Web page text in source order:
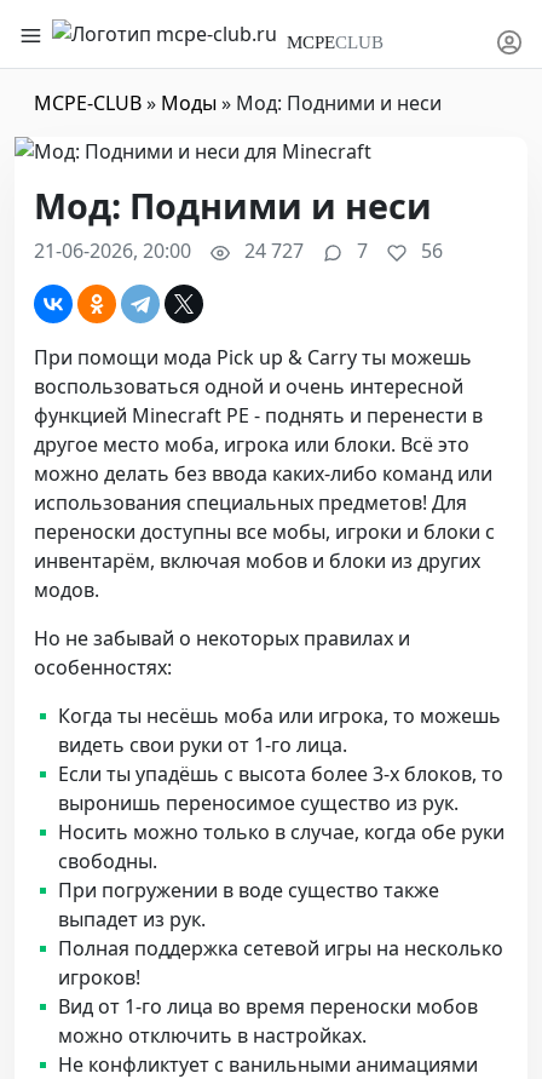
MCPECLUB
MCPE-CLUB» Моды» Мод: Подними и неси
Мод: Подними и неси
21-06-2026, 20:00 24 727 7 56
При помощи мода Pick up & Carry ты можешь
воспользоваться одной и очень интересной
функцией Minecraft PE - поднять и перенести в
другое место моба, игрока или блоки. Всё это
можно делать без ввода каких-либо команд или
использования специальных предметов! Для
переноски доступны все мобы, игроки и блоки с
инвентарём, включая мобов и блоки из других
модов.
Но не забывай о некоторых правилах и
особенностях:
Когда ты несёшь моба или игрока, то можешь
видеть свои руки от 1-го лица.
Если ты упадёшь с высота более 3-х блоков, то
выронишь переносимое существо из рук.
Носить можно только в случае, когда обе руки
свободны.
При погружении в воде существо также
выпадет из рук.
Полная поддержка сетевой игры на несколько
игроков!
Вид от 1-го лица во время переноски мобов
можно отключить в настройках.
Не конфликтует с ванильными анимациями